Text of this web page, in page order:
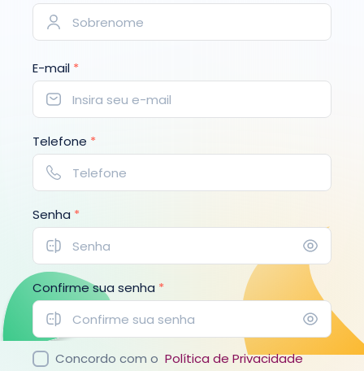
E-mail *
Telefone *
Senha *
Confirme sua senha *
Concordo com o Política de Privacidade